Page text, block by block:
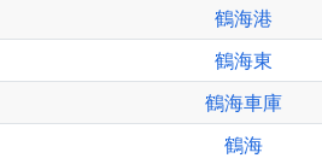
鶴海港
鶴海東
鶴海車庫
鶴海